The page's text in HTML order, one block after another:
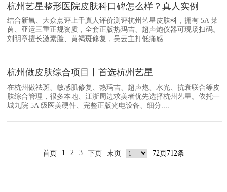
杭州艺星整形医院皮肤科口碑怎么样？真人实例
结合新氧、大众点评上千真人评价测评杭州艺星皮肤科，拥有 5A 莱
茵、亚运三重正规资质，全套正版热玛吉、超声炮仪器可现场扫码。
刘明章擅长激素脸、黄褐斑修复，吴云主打低痛感....
杭州做皮肤综合项目丨首选杭州艺星
在杭州做祛斑、敏感肌修复、热玛吉、超声炮、水光、抗衰联合等皮
肤综合管理，很多本地、江浙周边求美者优先选择杭州艺星。依托一
城九院 5A 级医美硬件、完整正版光电设备、细分....
首页 1 2 3 下页 末页 72页712条